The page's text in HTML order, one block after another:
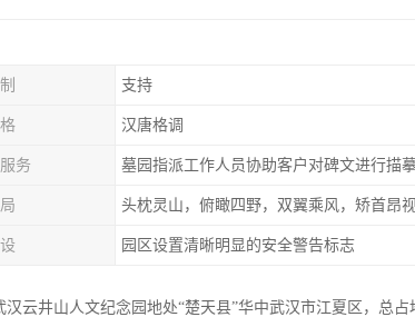
支持
汉唐格调
务 墓园指派工作人员协助客户对碑文进行描
头枕灵山，俯瞰四野，双翼乘风，矫首昂
园区设置清晰明显的安全警告标志
汉云井山人文纪念园地处“楚天县”华中武汉市江夏区，总